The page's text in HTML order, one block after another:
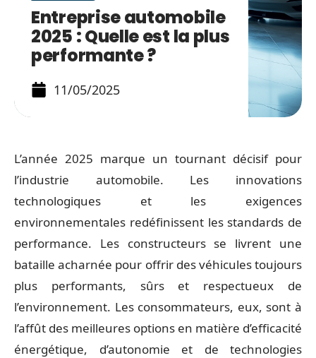
Entreprise automobile
2025 : Quelle est la plus
performante ?
11/05/2025
L’année 2025 marque un tournant décisif pour
l’industrie automobile. Les innovations
technologiques et les exigences
environnementales redéfinissent les standards de
performance. Les constructeurs se livrent une
bataille acharnée pour offrir des véhicules toujours
plus performants, sûrs et respectueux de
l’environnement. Les consommateurs, eux, sont à
l’affût des meilleures options en matière d’efficacité
énergétique, d’autonomie et de technologies